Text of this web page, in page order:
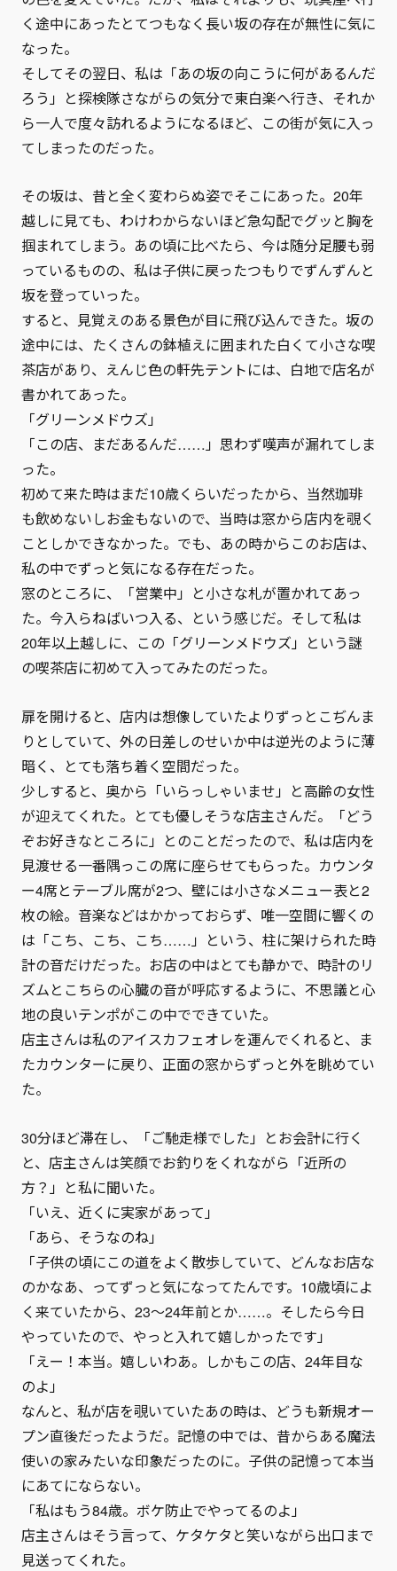
く途中にあったとてつもなく長い坂の存在が無性に気に
なった。
そしてその翌日、私は「あの坂の向こうに何があるんだ
ろう」と探検隊さながらの気分で東白楽へ行き、それか
ら一人で度々訪れるようになるほど、この街が気に入っ
てしまったのだった。
その坂は、昔と全く変わらぬ姿でそこにあった。20年
越しに見ても、わけわからないほど急勾配でグッと胸を
掴まれてしまう。あの頃に比べたら、今は随分足腰も弱
っているものの、私は子供に戻ったつもりでずんずんと
坂を登っていった。
すると、見覚えのある景色が目に飛び込んできた。坂の
途中には、たくさんの鉢植えに囲まれた白くて小さな喫
茶店があり、えんじ色の軒先テントには、白地で店名が
書かれてあった。
「グリーンメドウズ」
「この店、まだあるんだ……」思わず嘆声が漏れてしま
った。
初めて来た時はまだ10歳くらいだったから、当然珈琲
も飲めないしお金もないので、当時は窓から店内を覗く
ことしかできなかった。でも、あの時からこのお店は、
私の中でずっと気になる存在だった。
窓のところに、「営業中」と小さな札が置かれてあっ
た。今入らねばいつ入る、という感じだ。そして私は
20年以上越しに、この「グリーンメドウズ」という謎
の喫茶店に初めて入ってみたのだった。
扉を開けると、店内は想像していたよりずっとこぢんま
りとしていて、外の日差しのせいか中は逆光のように薄
暗く、とても落ち着く空間だった。
少しすると、奥から「いらっしゃいませ」と高齢の女性
が迎えてくれた。とても優しそうな店主さんだ。「どう
ぞお好きなところに」とのことだったので、私は店内を
見渡せる一番隅っこの席に座らせてもらった。カウンタ
ー4席とテーブル席が2つ、壁には小さなメニュー表と2
枚の絵。音楽などはかかっておらず、唯一空間に響くの
は「こち、こち、こち……」という、柱に架けられた時
計の音だけだった。お店の中はとても静かで、時計のリ
ズムとこちらの心臓の音が呼応するように、不思議と心
地の良いテンポがこの中でできていた。
店主さんは私のアイスカフェオレを運んでくれると、ま
たカウンターに戻り、正面の窓からずっと外を眺めてい
た。
30分ほど滞在し、「ご馳走様でした」とお会計に行く
と、店主さんは笑顔でお釣りをくれながら「近所の
方？」と私に聞いた。
「いえ、近くに実家があって」
「あら、そうなのね」
「子供の頃にこの道をよく散歩していて、どんなお店な
のかなあ、ってずっと気になってたんです。10歳頃によ
く来ていたから、23〜24年前とか……。そしたら今日
やっていたので、やっと入れて嬉しかったです」
「えー！本当。嬉しいわあ。しかもこの店、24年目な
のよ」
なんと、私が店を覗いていたあの時は、どうも新規オー
プン直後だったようだ。記憶の中では、昔からある魔法
使いの家みたいな印象だったのに。子供の記憶って本当
にあてにならない。
「私はもう84歳。ボケ防止でやってるのよ」
店主さんはそう言って、ケタケタと笑いながら出口まで
見送ってくれた。